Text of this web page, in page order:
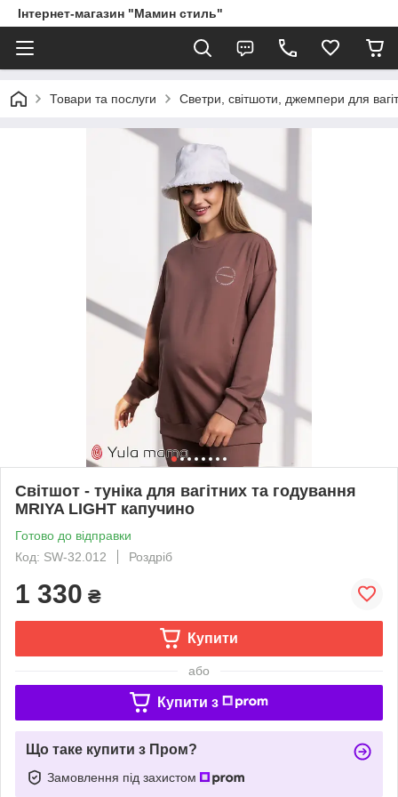
Інтернет-магазин "Мамин стиль"
Товари та послуги Светри, світшоти, джемпери для
Світшот - туніка для вагітних та годування
MRIYA LIGHT капучино
Готово до відправки
Код: SW-32.012
Роздріб
1 330 ₴
Купити
або
Купити з
Що таке купити з Пром?
Замовлення під захистом